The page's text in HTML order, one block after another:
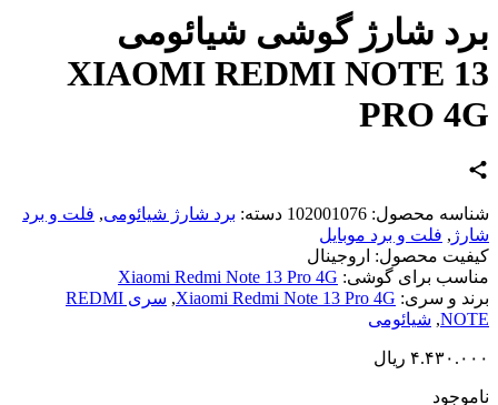
شارژ گوشی شیائومی
XIAOMI REDMI NOTE
PRO
محصول:102001076 دسته:برد شارژ شیائومی,فلت و برد
,فلت و برد موبایل
محصول: اروجینال
برای گوشی: Xiaomi Redmi Note 13 Pro 4G
و سری: Xiaomi Redmi Note 13 Pro 4G
,
سری REDMI
,شیائومی
ریال